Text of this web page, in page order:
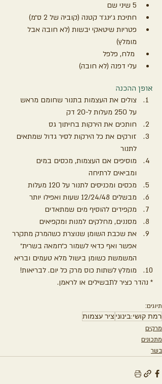
5 שיני שם
חתיכת ג׳ינג׳ר קטנה (קוביה של 2 ס״מ)
פטריות שיטאקי יבשות (לא חובה אבל
מומלץ)
עלי דפנה (לא חובה)
אופן ההכנה
צולים את העצמות בתנור שחומם מראש
על 250 מעלות ל-20 דק
חותכים את הירקות בחיתוך גס
זורקים את כל הירקות לסיר גדול שמתאים
לתנור
מוסיפים אם העצמות, מכסים במים
ומביאים לרתיחה
מכסים ומכניסים לתנור על 120 מעלות
מבשלים 12/24/48 שעות ואפילו יותר
מקפידים להוסיף מים שמתאדים
מסננים, מחלקים למנות ומקפיאים
את שכבת השומן שנוצרת כשהמרק מתקרר
אפשר ואף כדאי לשמור כ״חמאה בשרית״
המשמשת כשומן בישול מלא טעמים ובריא
מומלץ לשתות כוס מרק כל יום. לבריאות!
* נהדר כציר לתבשילים או לראמן.
תיוגים:
רמת קושי:בינוני ציר עצמות
מרקים
מתכונים
בשר